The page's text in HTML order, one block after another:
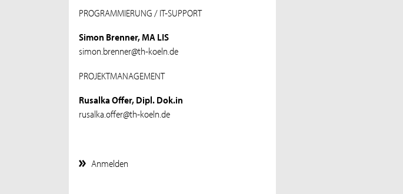
PROGRAMMIERUNG / IT-SUPPORT
Simon Brenner, MA LIS
simon.brenner@th-koeln.de
PROJEKTMANAGEMENT
Rusalka Offer, Dipl. Dok.in
rusalka.offer@th-koeln.de
Anmelden